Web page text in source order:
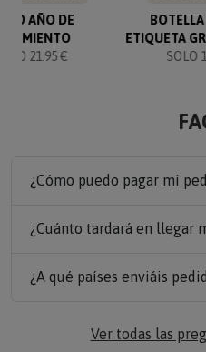
AÑO DE
21.95 €
ETIQUETA
SOLO
¿Cómo puedo pagar mi
¿Cuánto tardará en llegar
¿A qué países enviáis
Ver todas las